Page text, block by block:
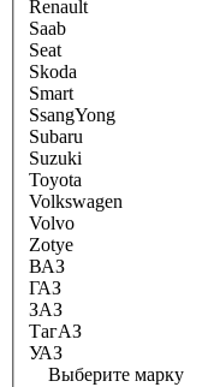
Renault
Saab
Seat
Skoda
Smart
SsangYong
Subaru
Suzuki
Toyota
Volkswagen
Volvo
Zotye
ВАЗ
ГАЗ
ЗАЗ
ТагАЗ
УАЗ
Выберите марку